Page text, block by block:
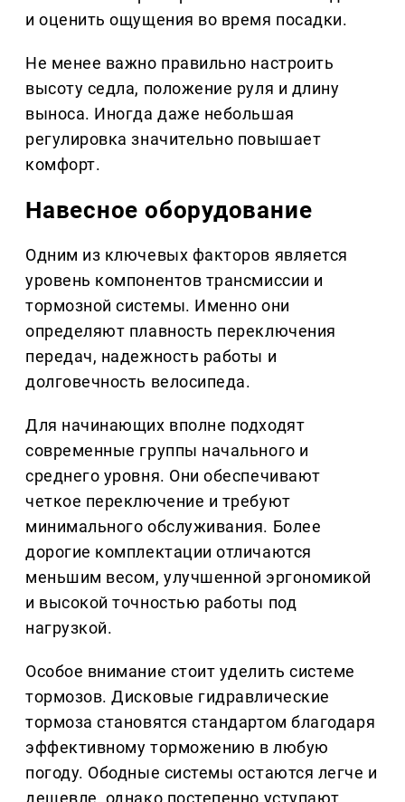
и оценить ощущения во время посадки.
Не менее важно правильно настроить
высоту седла, положение руля и длину
выноса. Иногда даже небольшая
регулировка значительно повышает
комфорт.
Навесное оборудование
Одним из ключевых факторов является
уровень компонентов трансмиссии и
тормозной системы. Именно они
определяют плавность переключения
передач, надежность работы и
долговечность велосипеда.
Для начинающих вполне подходят
современные группы начального и
среднего уровня. Они обеспечивают
четкое переключение и требуют
минимального обслуживания. Более
дорогие комплектации отличаются
меньшим весом, улучшенной эргономикой
и высокой точностью работы под
нагрузкой.
Особое внимание стоит уделить системе
тормозов. Дисковые гидравлические
тормоза становятся стандартом благодаря
эффективному торможению в любую
погоду. Ободные системы остаются легче и
дешевле, однако постепенно уступают